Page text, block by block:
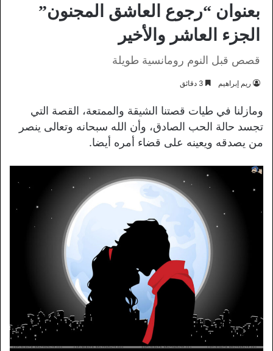
بعنوان “رجوع العاشق المجنون”
الجزء العاشر والأخير
قصص قبل النوم رومانسية طويلة
ريم إبراهيم
ومازلنا في طيات قصتنا الشيقة والممتعة، القصة التي
تجسد حالة الحب الصادق، وأن الله سبحانه وتعالى ينصر
من يصدقه ويعينه على قضاء أمره أيضا.